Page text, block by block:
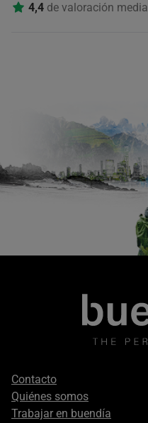
4,4 de valoración media
Footer
secondary
Contacto
Quiénes somos
Trabajar en buendía